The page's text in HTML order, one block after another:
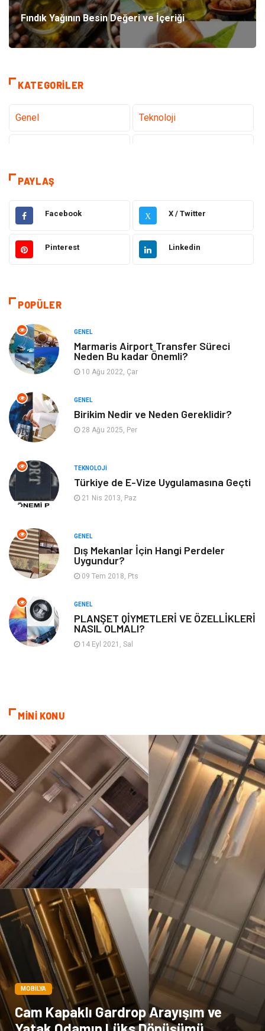
Fındık Yağının Besin Değeri ve İçeriği
KATEGORILER
Genel Teknoloji
Eğitim
Makine Elektronik
Gıda Otomotiv
Emlak
Bilgisayar & Yazılım
Mobilya Seo Teknikleri
Tatil
Webmaster Araçları
Görsel
Hediyelik Eşya Kültür
Anahtar Kelime Penguen
Hosting
Google Sıralama
PAYLAŞ
Facebook X X / Twitter
Pinterest Linkedin
POPÜLER
GENEL
Marmaris Airport Transfer Süreci
Neden Bu kadar Önemli?
10 Ağu 2022, Çar
GENEL
Birikim Nedir ve Neden Gereklidir?
28 Ağu 2025, Per
TEKNOLOJI
Türkiye de E-Vize Uygulamasına Geçti
21 Nis 2013, Paz
GENEL
Dış Mekanlar İçin Hangi Perdeler
Uygundur?
09 Tem 2018, Pts
GENEL
PLANŞET QİYMETLERİ VE ÖZELLİKLERİ
NASIL OLMALI?
14 Eyl 2021, Sal
MİNİ KONU
MOBILYA
Cam Kapaklı Gardrop Arayışım ve